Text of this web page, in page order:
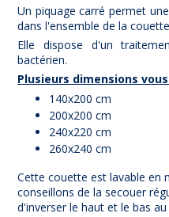
Un piquage carré permet
dans l'ensemble de la
Elle dispose d'un
bactérien.
Plusieurs dimensions
140x200 cm
200x200 cm
240x220 cm
260x240 cm
Cette couette est lavable en
conseillons de la secouer
d'inverser le haut et le bas